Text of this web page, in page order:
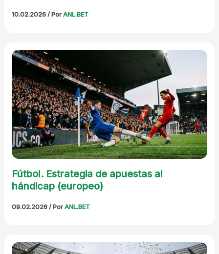
10.02.2026/ PorANL.BET
Fútbol. Estrategia de apuestas al
hándicap (europeo)
09.02.2026/ PorANL.BET